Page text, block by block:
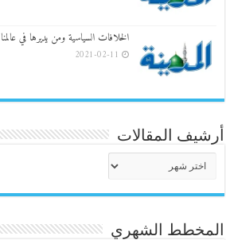
الخلافات السياسية ومن يديرها في عالمنا
2021-02-11
أرشيف المقالات
أرشيف
المخطط الشهري